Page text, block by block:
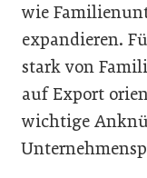
wie
expandieren.
stark von
auf Export
wichtige